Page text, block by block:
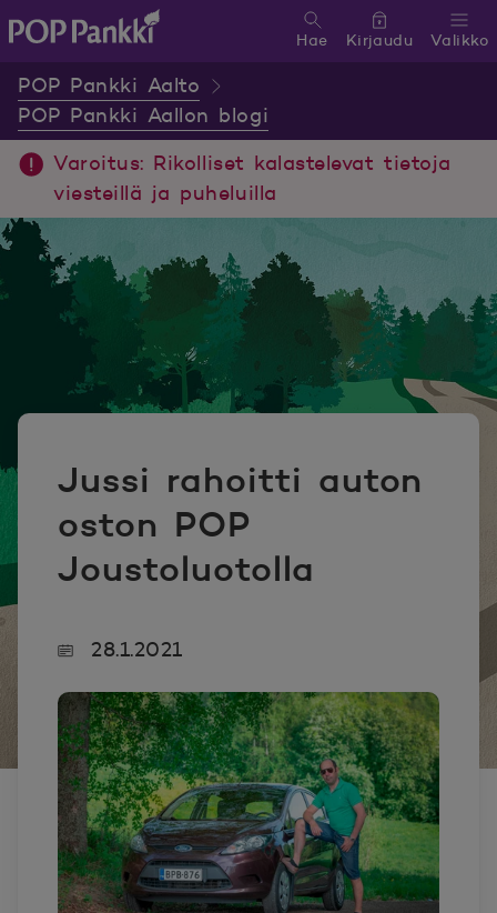
Valikko
Hae Kirjaudu
POP Pankki Aalto
POP Pankki Aallon blogi
Varoitus: Rikolliset kalastelevat tietoja
viesteillä ja puheluilla
Jussi rahoitti auton
oston POP
Joustoluotolla
28.1.2021